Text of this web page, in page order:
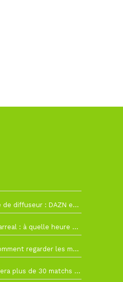
La Liga change de diffuseur : DAZN et Disney+ remplacent beIN Sports !
RC Lens – Villarreal : à quelle heure et sur quelle chaîne voir la finale de la Como Cup ?
Como Cup : comment regarder les matchs du RC Lens en direct ?
Ligue 1+ diffusera plus de 30 matchs amicaux avant la reprise de la Ligue 1